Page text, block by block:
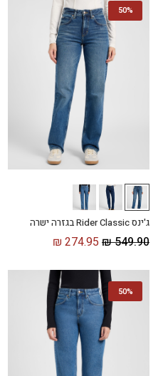
50%
ג'ינס Rider Classic בגזרה ישרה
₪549.90
₪ 274.95
50%